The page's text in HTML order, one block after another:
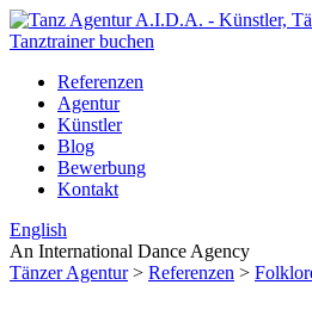
Referenzen
Agentur
Künstler
Blog
Bewerbung
Kontakt
English
An International Dance Agency
Tänzer Agentur> Referenzen >